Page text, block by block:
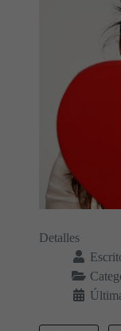
Detalles